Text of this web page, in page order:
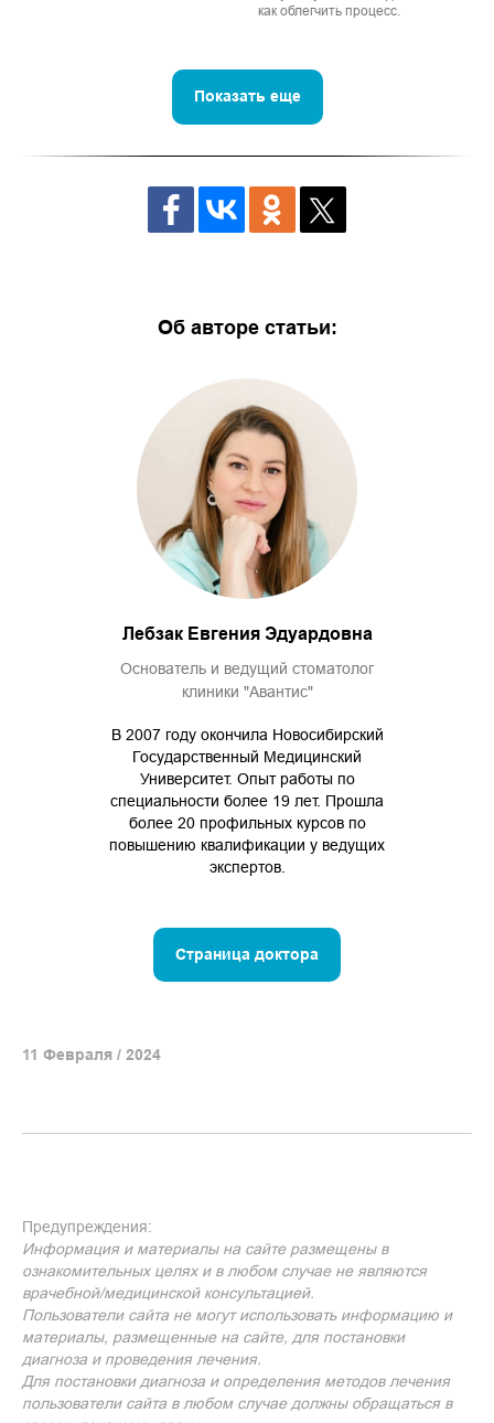
как облегчить процесс.
Показать еще
Об авторе статьи:
Лебзак Евгения Эдуардовна
Основатель и ведущий стоматолог
клиники "Авантис"
В 2007 году окончила Новосибирский
Государственный Медицинский
Университет. Опыт работы по
специальности более 19 лет. Прошла
более 20 профильных курсов по
повышению квалификации у ведущих
экспертов.
Страница доктора
11 Февраля / 2024
Предупреждения:
Информация и материалы на сайте размещены в
ознакомительных целях и в любом случае не являются
врачебной/медицинской консультацией.
Пользователи сайта не могут использовать информацию и
материалы, размещенные на сайте, для постановки
диагноза и проведения лечения.
Для постановки диагноза и определения методов лечения
пользователи сайта в любом случае должны обращаться в